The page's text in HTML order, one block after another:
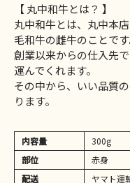
【 丸中和牛とは？ 】
丸中和牛とは、丸中本
毛和牛の雌牛のことです
創業以来からの仕入先
運んでくれます。
その中から、いい品質
ります。
内容量
300g
部位
赤身
配送
ヤマト運